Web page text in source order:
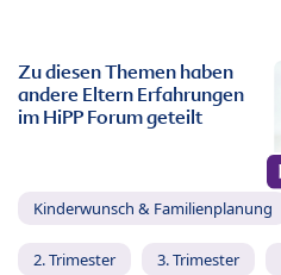
Zu diesen Themen haben
andere Eltern Erfahrungen
im HiPP Forum geteilt
Kinderwunsch & Familienplanung
2. Trimester 3. Trimester